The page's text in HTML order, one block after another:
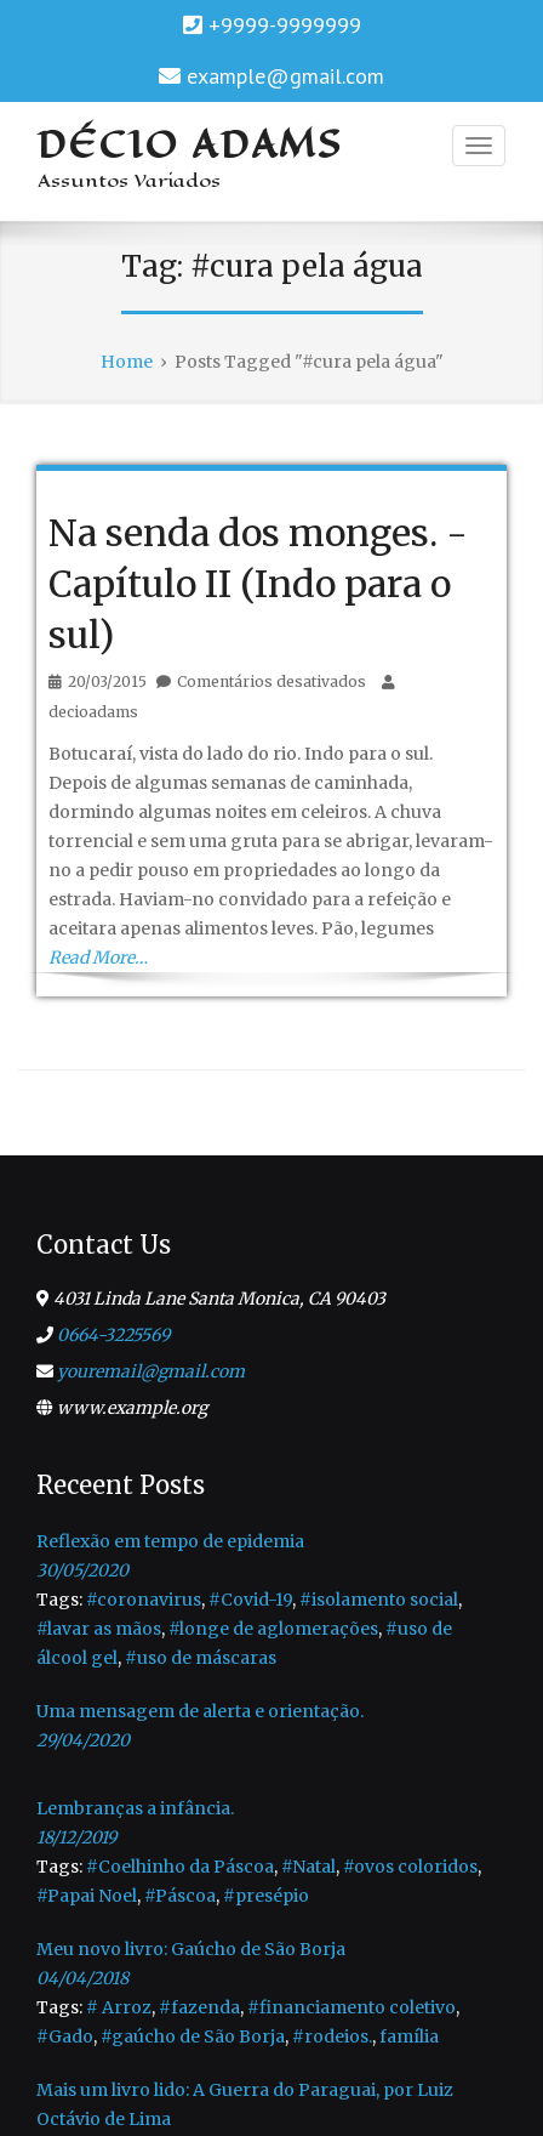
+9999-9999999
example@gmail.com
DÉCIO ADAMS
Assuntos Variados
Tag: #cura pela água
Home› Posts Tagged "#cura pela água"
Na senda dos monges. -
Capítulo II (Indo para o
sul)
20/03/2015 Comentários desativados em
monges.
Capítulo
para
sul)
decioadams
Botucaraí, vista do lado do rio. Indo para o sul.
Depois de algumas semanas de caminhada,
dormindo algumas noites em celeiros. A chuva
torrencial e sem uma gruta para se abrigar, levaram-
no a pedir pouso em propriedades ao longo da
estrada. Haviam-no convidado para a refeição e
aceitara apenas alimentos leves. Pão, legumes
Read More…
Contact Us
4031 Linda Lane Santa Monica, CA 90403
0664-3225569
youremail@gmail.com
www.example.org
Receent Posts
Reflexão em tempo de epidemia
30/05/2020
Tags: #coronavirus, #Covid-19, #isolamento social,
#lavar as mãos, #longe de aglomerações, #uso de
álcool gel, #uso de máscaras
Uma mensagem de alerta e orientação.
29/04/2020
Lembranças a infância.
18/12/2019
Tags: #Coelhinho da Páscoa, #Natal, #ovos coloridos,
#Papai Noel, #Páscoa, #presépio
Meu novo livro: Gaúcho de São Borja
04/04/2018
Tags: # Arroz, #fazenda, #financiamento coletivo,
#Gado, #gaúcho de São Borja, #rodeios.,família
Mais um livro lido: A Guerra do Paraguai, por Luiz
Octávio de Lima